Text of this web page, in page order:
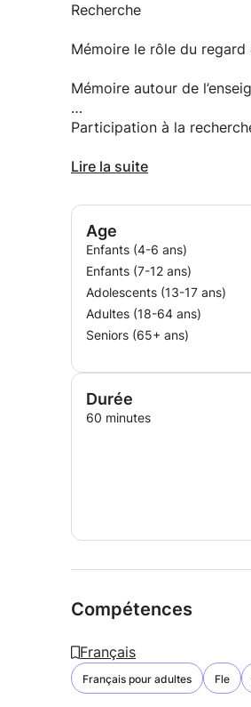
DALF C1 (Diplôme
2006 - 2010
Licence en Lettres
Université Fédérale de
Recherche
Mémoire le rôle du regard
Mémoire autour de
Participation à la
Pratiques pédagogiques
Conception d’outils
Cours de langues par
Utilisation des TICE
Rédaction de rapports
Préparation au DELF/
Préparation de journées/
Lire la suite
Age
Enfants (4-6 ans)
Enfants (7-12 ans)
Adolescents (13-17 ans)
Adultes (18-64 ans)
Seniors (65+ ans)
Durée
60 minutes
Compétences
Français
Français pour adultes Fle